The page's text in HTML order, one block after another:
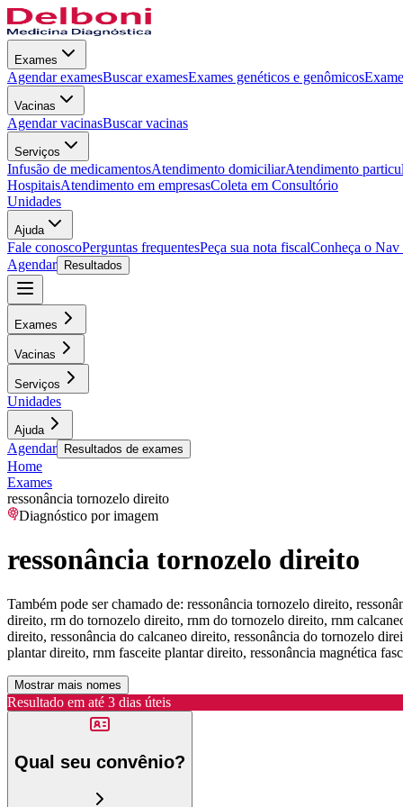
Exames
Agendar examesBuscar examesExames genéticos e genômicos
Vacinas
Agendar vacinasBuscar vacinas
Serviços
Infusão de medicamentosAtendimento domiciliarAtendimento
HospitaisAtendimento em empresasColeta em Consultório
Unidades
Ajuda
Fale conoscoPerguntas frequentesPeça sua nota fiscalConheça o Nav
Agendar
Resultados
Exames
Vacinas
Serviços
Unidades
Ajuda
Agendar Resultados de exames
Home
Exames
ressonância tornozelo direito
Diagnóstico por imagem
ressonância tornozelo direito
Também pode ser chamado de: ressonância tornozelo direito,
direito, rm do tornozelo direito, rnm do tornozelo direito, rnm
direito, ressonância do calcaneo direito, ressonância do tornozelo
plantar direito, rnm fasceite plantar direito, ressonância magnética
Mostrar mais nomes
Resultado em até 3 dias úteis
Qual seu convênio?